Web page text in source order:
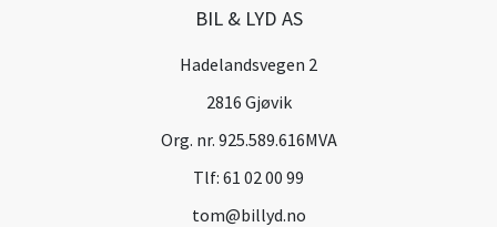
BIL & LYD AS
Hadelandsvegen 2
2816 Gjøvik
Org. nr. 925.589.616MVA
Tlf: 61 02 00 99
tom@billyd.no